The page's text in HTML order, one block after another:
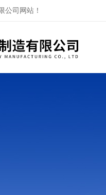
公司网站！